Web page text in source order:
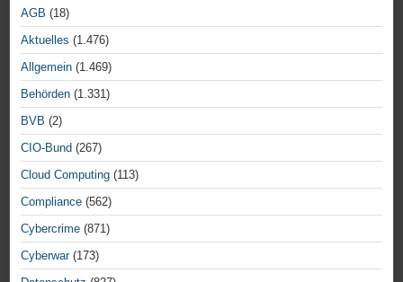
AGB (18)
Aktuelles (1.476)
Allgemein (1.469)
Behörden (1.331)
BVB (2)
CIO-Bund (267)
Cloud Computing (113)
Compliance (562)
Cybercrime (871)
Cyberwar(173)